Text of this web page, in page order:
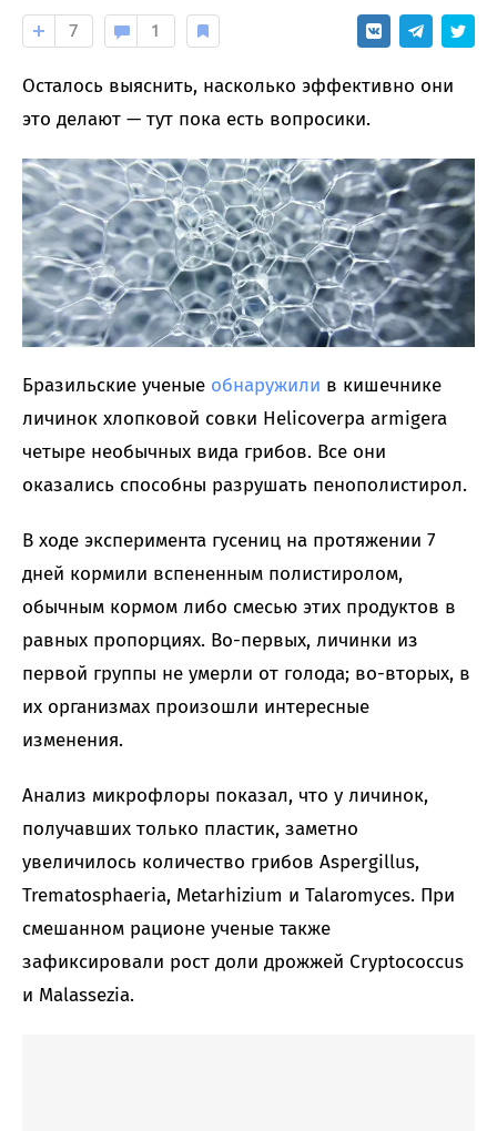
7 1
Осталось выяснить, насколько эффективно они
это делают — тут пока есть вопросики.
Бразильские ученые обнаружили в кишечнике
личинок хлопковой совки Helicoverpa armigera
четыре необычных вида грибов. Все они
оказались способны разрушать пенополистирол.
В ходе эксперимента гусениц на протяжении 7
дней кормили вспененным полистиролом,
обычным кормом либо смесью этих продуктов в
равных пропорциях. Во-первых, личинки из
первой группы не умерли от голода; во-вторых, в
их организмах произошли интересные
изменения.
Анализ микрофлоры показал, что у личинок,
получавших только пластик, заметно
увеличилось количество грибов Aspergillus,
Trematosphaeria, Metarhizium и Talaromyces. При
смешанном рационе ученые также
зафиксировали рост доли дрожжей Cryptococcus
и Malassezia.